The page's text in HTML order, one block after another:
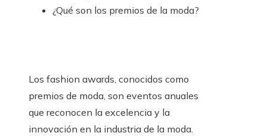
¿Qué son los premios de la moda?
Los fashion awards, conocidos como
premios de moda, son eventos anuales
que reconocen la excelencia y la
innovación en la industria de la moda.